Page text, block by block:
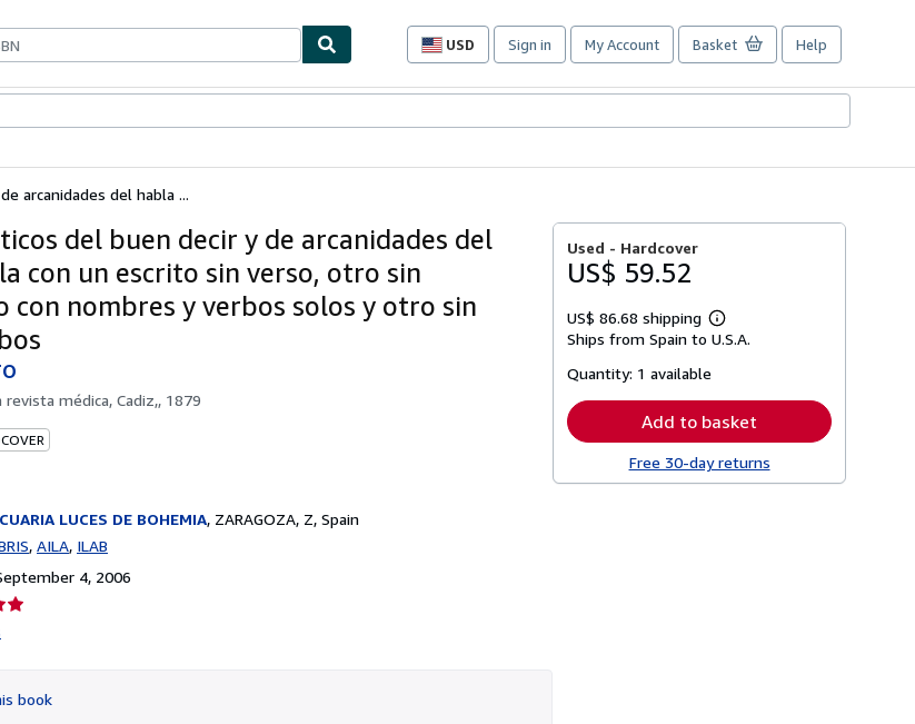
USD
Site
preferences
Sign in My Account Basket Help
arcanidades del habla ...
del buen decir y de arcanidades del
con un escrito sin verso, otro sin
con nombres y verbos solos y otro sin
revista médica, Cadiz,, 1879
LUCES DE BOHEMIA, ZARAGOZA, Z, Spain
AILA ILAB
4, 2006
book
Used - Hardcover
US$ 59.52
US$ 86.68 shipping
Learn
more
Ships from Spain to U.S.A.
Quantity: 1 available
Add to basket
Free 30-day returns